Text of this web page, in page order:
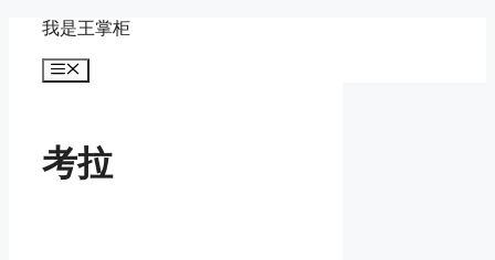
content
我是王掌柜
Menu
考拉